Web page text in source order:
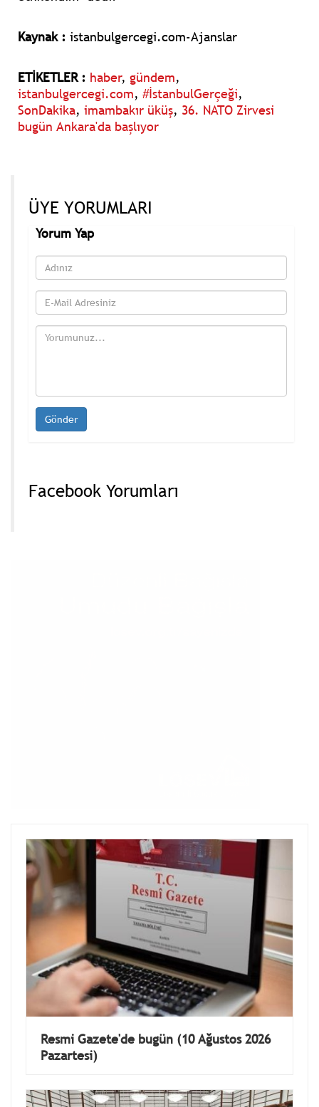
Kaynak : istanbulgercegi.com-Ajanslar
ETİKETLER : haber, gündem,
istanbulgercegi.com, #İstanbulGerçeği,
SonDakika, imambakır üküş, 36. NATO Zirvesi
bugün Ankara'da başlıyor
ÜYE YORUMLARI
Yorum Yap
Facebook Yorumları
Resmi Gazete'de bugün (10 Ağustos 2026